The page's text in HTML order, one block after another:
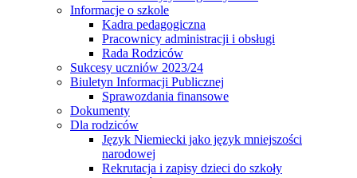
Informacje o szkole
Kadra pedagogiczna
Pracownicy administracji i obsługi
Rada Rodziców
Sukcesy uczniów 2023/24
Biuletyn Informacji Publicznej
Sprawozdania finansowe
Dokumenty
Dla rodziców
Język Niemiecki jako język mniejszości
narodowej
Rekrutacja i zapisy dzieci do szkoły